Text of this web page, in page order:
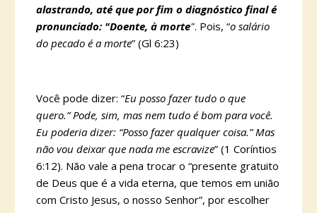
alastrando, até que por fim o diagnóstico final é
pronunciado: "Doente, à morte". Pois, “o salário
do pecado é a morte” (Gl 6:23)
Você pode dizer: “Eu posso fazer tudo o que
quero.” Pode, sim, mas nem tudo é bom para você.
Eu poderia dizer: “Posso fazer qualquer coisa.” Mas
não vou deixar que nada me escravize” (1 Coríntios
6:12). Não vale a pena trocar o “presente gratuito
de Deus que é a vida eterna, que temos em união
com Cristo Jesus, o nosso Senhor”, por escolher